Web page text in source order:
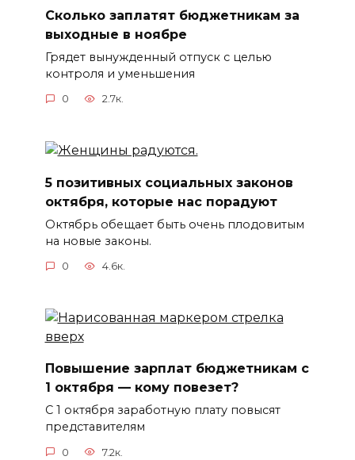
Сколько заплатят бюджетникам за
выходные в ноябре
Грядет вынужденный отпуск с целью
контроля и уменьшения
0 2.7к.
5 позитивных социальных законов
октября, которые нас порадуют
Октябрь обещает быть очень плодовитым
на новые законы.
0 4.6к.
Повышение зарплат бюджетникам с
1 октября — кому повезет?
С 1 октября заработную плату повысят
представителям
0 7.2к.